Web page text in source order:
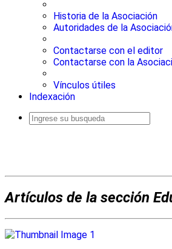
Historia de la Asociación
Autoridades de la
Contactarse con el editor
Contactarse con la
Vínculos útiles
Indexación
Artículos de la sección